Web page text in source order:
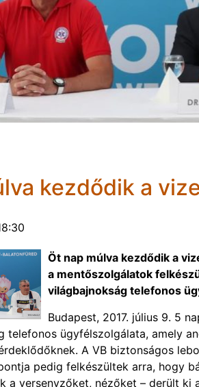
kezdődik a
Öt nap múlva kezdődik a
a mentőszolgálatok
világbajnokság telefonos
Budapest, 2017. július 9. 5
telefonos ügyfélszolgálata, amely
A VB biztonságos
pedig felkészültek arra, hogy
a versenyzőket, nézőket – derült